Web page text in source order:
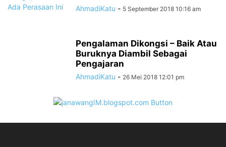
AhmadiKatu - 5 September 2018 10:16 am
Pengalaman Dikongsi – Baik Atau
Buruknya Diambil Sebagai
Pengajaran
AhmadiKatu - 26 Mei 2018 12:01 pm